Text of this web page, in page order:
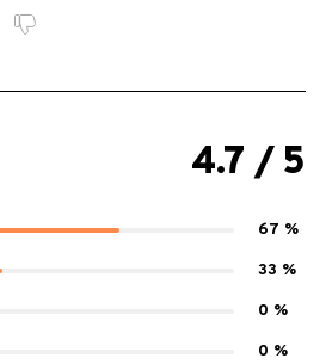
4.7 / 5
67 %
33 %
0 %
0 %